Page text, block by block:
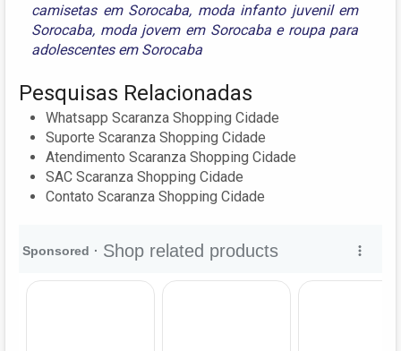
camisetas em Sorocaba, moda infanto juvenil em
Sorocaba, moda jovem em Sorocabae roupa para
adolescentes em Sorocaba
Pesquisas Relacionadas
Whatsapp Scaranza Shopping Cidade
Suporte Scaranza Shopping Cidade
Atendimento Scaranza Shopping Cidade
SAC Scaranza Shopping Cidade
Contato Scaranza Shopping Cidade